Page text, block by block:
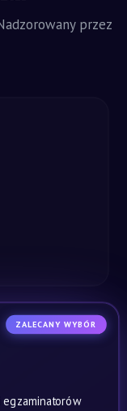
przez
ZALECANY WYBÓR